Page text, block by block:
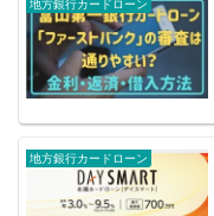
地方銀行カードローン
地方銀行カードローン